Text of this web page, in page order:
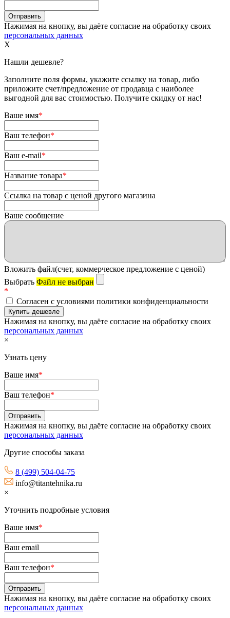
Нажимая на кнопку, вы даёте согласие на обработку своих
персональных данных
X
Нашли дешевле?
Заполните поля формы, укажите ссылку на товар, либо
приложите счет/предложение от продавца с наиболее
выгодной для вас стоимостью. Получите скидку от нас!
Ваше имя*
Ваш телефон*
Ваш e-mail*
Название товара*
Ссылка на товар с ценой другого магазина
Ваше сообщение
Вложить файл(счет, коммерческое предложение с ценой)
Выбрать Файл не выбран
*
Согласен с условиями политики конфиденциальности
Нажимая на кнопку, вы даёте согласие на обработку своих
персональных данных
×
Узнать цену
Ваше имя*
Ваш телефон*
Нажимая на кнопку, вы даёте согласие на обработку своих
персональных данных
Другие способы заказа
8 (499) 504-04-75
info@titantehnika.ru
×
Уточнить подробные условия
Ваше имя*
Ваш email
Ваш телефон*
Нажимая на кнопку, вы даёте согласие на обработку своих
персональных данных